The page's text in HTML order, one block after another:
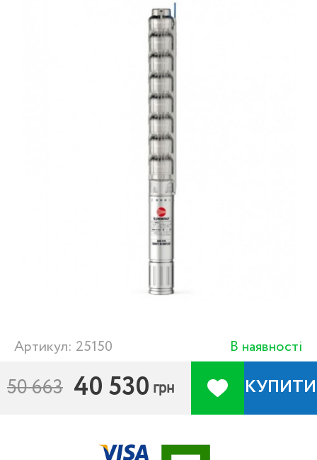
Артикул: 25150 В наявності
50 663 40 530 грн КУПИТИ